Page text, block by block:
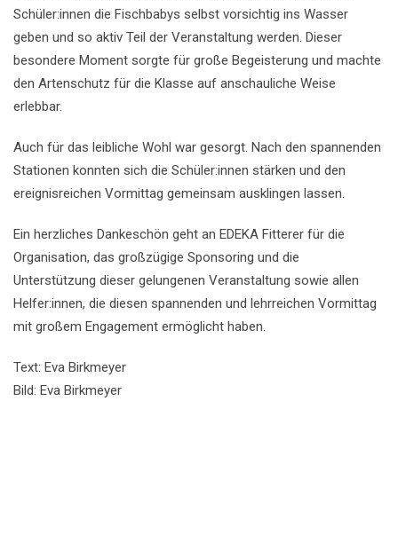
Schüler:innen die Fischbabys selbst vorsichtig ins Wasser
geben und so aktiv Teil der Veranstaltung werden. Dieser
besondere Moment sorgte für große Begeisterung und machte
den Artenschutz für die Klasse auf anschauliche Weise
erlebbar.
Auch für das leibliche Wohl war gesorgt. Nach den spannenden
Stationen konnten sich die Schüler:innen stärken und den
ereignisreichen Vormittag gemeinsam ausklingen lassen.
Ein herzliches Dankeschön geht an EDEKA Fitterer für die
Organisation, das großzügige Sponsoring und die
Unterstützung dieser gelungenen Veranstaltung sowie allen
Helfer:innen, die diesen spannenden und lehrreichen Vormittag
mit großem Engagement ermöglicht haben.
Text: Eva Birkmeyer
Bild: Eva Birkmeyer